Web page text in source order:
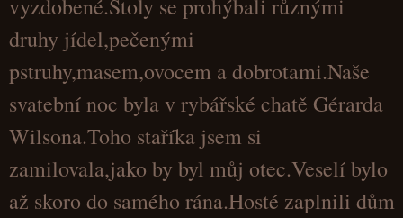
vyzdobené.Stoly se prohýbali různými
druhy jídel,pečenými
pstruhy,masem,ovocem a dobrotami.Naše
svatební noc byla v rybářské chatě Gérarda
Wilsona.Toho staříka jsem si
zamilovala,jako by byl můj otec.Veselí bylo
až skoro do samého rána.Hosté zaplnili dům